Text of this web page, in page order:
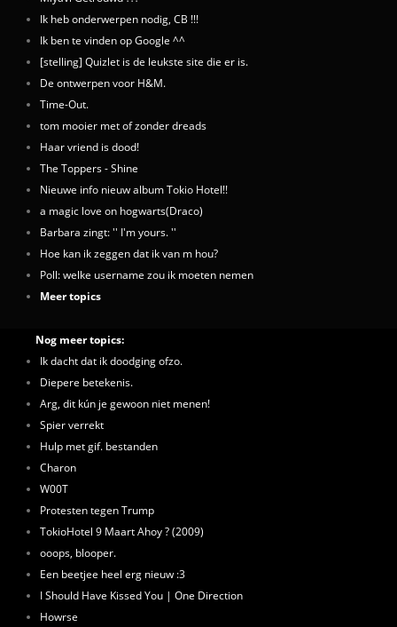
Ik heb onderwerpen nodig, CB !!!
Ik ben te vinden op Google ^^
[stelling] Quizlet is de leukste site die er is.
De ontwerpen voor H&M.
Time-Out.
tom mooier met of zonder dreads
Haar vriend is dood!
The Toppers - Shine
Nieuwe info nieuw album Tokio Hotel!!
a magic love on hogwarts(Draco)
Barbara zingt: '' I'm yours. ''
Hoe kan ik zeggen dat ik van m hou?
Poll: welke username zou ik moeten nemen
Meer topics
Nog meer topics:
Ik dacht dat ik doodging ofzo.
Diepere betekenis.
Arg, dit kún je gewoon niet menen!
Spier verrekt
Hulp met gif. bestanden
Charon
W00T
Protesten tegen Trump
TokioHotel 9 Maart Ahoy ? (2009)
ooops, blooper.
Een beetjee heel erg nieuw :3
I Should Have Kissed You | One Direction
Howrse